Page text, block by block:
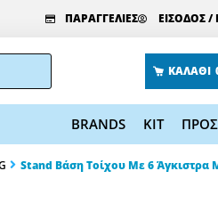
ΠΑΡΑΓΓΕΛΙΕΣ ΕΙΣΟΔΟΣ
ΚΑΛΑΘΙ
BRANDS KIT
Stand Βάση Τοίχου Με 6 Άγκιστρα